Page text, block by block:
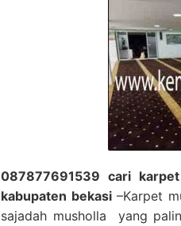
087877691539 cari
kabupaten bekasi–Karpet
sajadah musholla yang